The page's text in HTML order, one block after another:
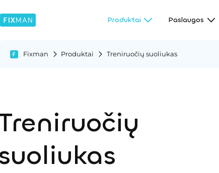
Produktai Paslaugos
Fixman Produktai Treniruočių suoliukas